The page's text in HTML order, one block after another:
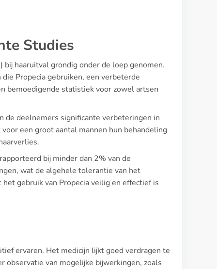
Studies
haaruitval grondig onder de loep genomen.
Propecia gebruiken, een verbeterde
bemoedigende statistiek voor zowel artsen
de deelnemers significante verbeteringen in
een groot aantal mannen hun behandeling
bij minder dan 2% van de
wat de algehele tolerantie van het
gebruik van Propecia veilig en effectief is
ervaren. Het medicijn lijkt goed verdragen te
observatie van mogelijke bijwerkingen, zoals